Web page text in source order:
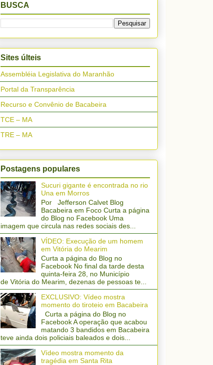
BUSCA
Sites últeis
Assembléia Legislativa do Maranhão
Portal da Transparência
Recurso e Convênio de Bacabeira
TCE – MA
TRE – MA
Postagens populares
Sucuri gigante é encontrada no rio
Una em Morros
Por Jefferson Calvet Blog
Bacabeira em Foco Curta a página
do Blog no Facebook Uma
imagem que circula nas redes sociais des...
VÍDEO: Execução de um homem
em Vitória do Mearim
Curta a página do Blog no
Facebook No final da tarde desta
quinta-feira 28, no Município
de Vitória do Mearim, dezenas de pessoas te...
EXCLUSIVO: Vídeo mostra
momento do tiroteio em Bacabeira
Curta a página do Blog no
Facebook A operação que acabou
matando 3 bandidos em Bacabeira
teve ainda dois policiais baleados e dois...
Vídeo mostra momento da
tragédia em Santa Rita